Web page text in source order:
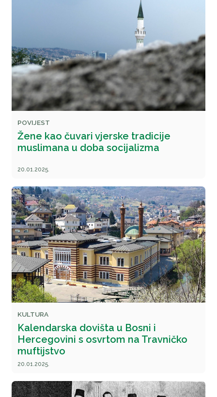
POVIJEST
Žene kao čuvari vjerske tradicije
muslimana u doba socijalizma
20.01.2025.
KULTURA
Kalendarska dovišta u Bosni i
Hercegovini s osvrtom na Travničko
muftijstvo
20.01.2025.